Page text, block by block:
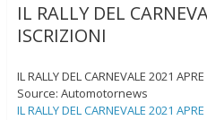
IL RALLY DEL
ISCRIZIONI
IL RALLY DEL CARNEVALE 2021
Source: Automotornews
IL RALLY DEL CARNEVALE 2021